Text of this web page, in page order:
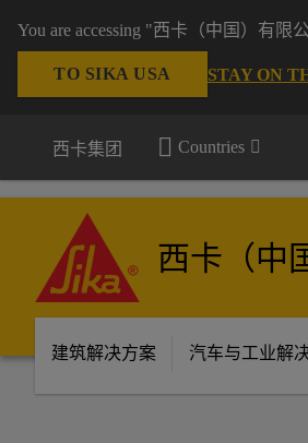
You are accessing "西卡（中国）有限
TO SIKA USA STAY ON
西卡集团 Countries
西卡（中
建筑解决方案 汽车与工业解